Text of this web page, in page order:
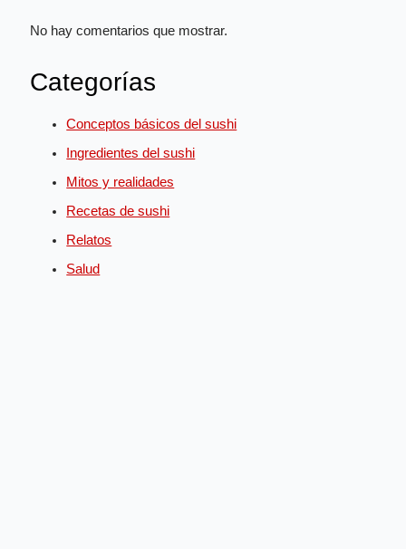
No hay comentarios que mostrar.
Categorías
Conceptos básicos del sushi
Ingredientes del sushi
Mitos y realidades
Recetas de sushi
Relatos
Salud